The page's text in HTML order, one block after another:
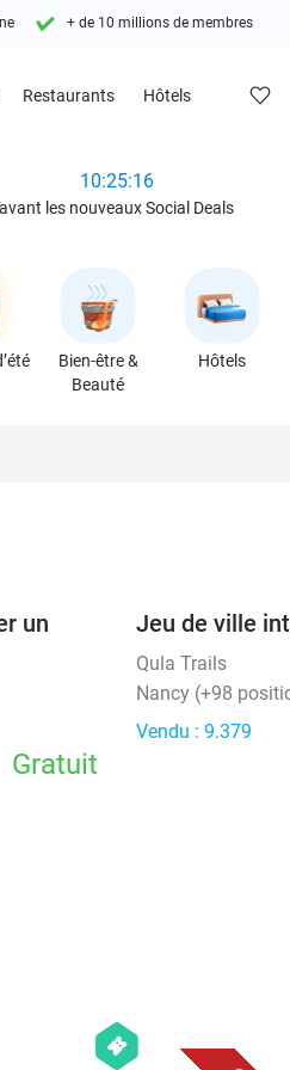
+ de 10 millions de membres
Restaurants Hôtels
10:25:15
avant les nouveaux Social Deals
Bien-être &
Beauté
Hôtels
un
Gratuit
Jeu de ville
Qula Trails
Nancy (+98
Vendu : 9.379
hexagon
events